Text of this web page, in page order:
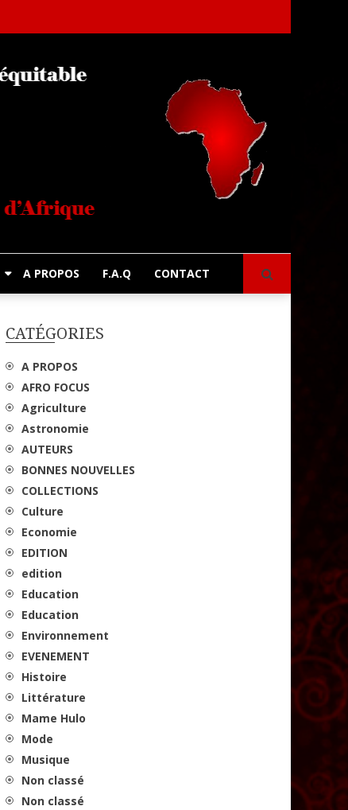
A PROPOS F.A.Q CONTACT
CATÉGORIES
A PROPOS
AFRO FOCUS
Agriculture
Astronomie
AUTEURS
BONNES NOUVELLES
COLLECTIONS
Culture
Economie
EDITION
edition
Education
Education
Environnement
EVENEMENT
Histoire
Littérature
Mame Hulo
Mode
Musique
Non classé
Non classé